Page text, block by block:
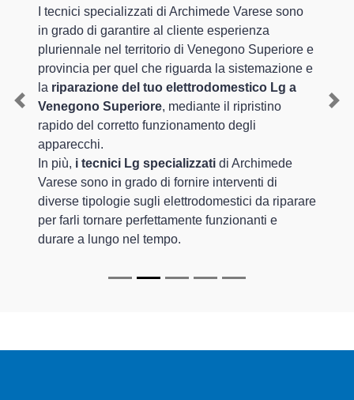
I tecnici specializzati di Archimede Varese sono
in grado di garantire al cliente esperienza
pluriennale nel territorio di Venegono Superiore e
provincia per quel che riguarda la sistemazione e
la riparazione del tuo elettrodomestico Lg a
Venegono Superiore, mediante il ripristino
rapido del corretto funzionamento degli
apparecchi.
In più, i tecnici Lg specializzati di Archimede
Varese sono in grado di fornire interventi di
diverse tipologie sugli elettrodomestici da riparare
per farli tornare perfettamente funzionanti e
durare a lungo nel tempo.
Previous